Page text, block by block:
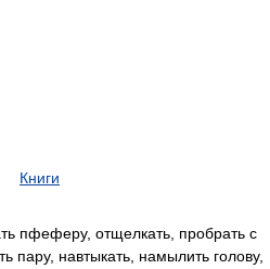
Книги
пфеферу, отщелкать, пробрать с
пару, навтыкать, намылить голову,